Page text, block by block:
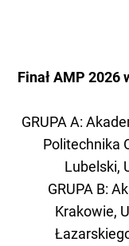
Finał AMP 2026
GRUPA A:
Politechnika
Lubelski,
GRUPA B:
Krakowie,